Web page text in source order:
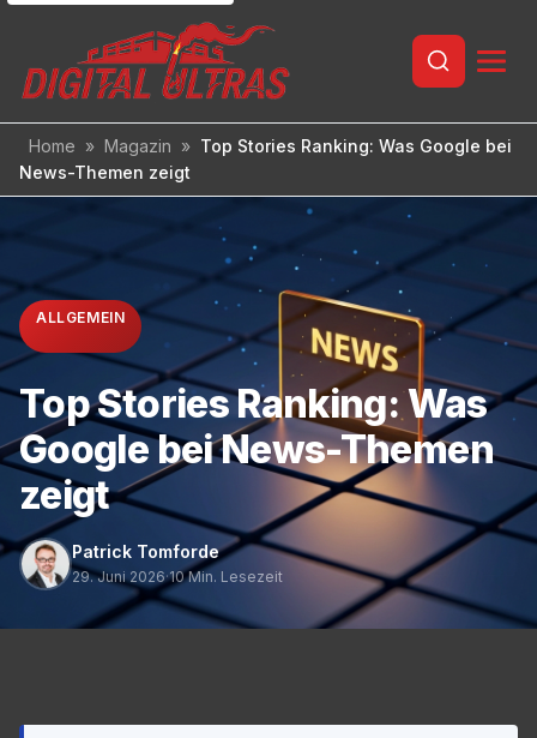
Inhalt
Home » Magazin » Top Stories Ranking: Was Google bei
News-Themen zeigt
ALLGEMEIN
Top Stories Ranking: Was
Google bei News-Themen
zeigt
Patrick Tomforde
29. Juni 2026·10 Min. Lesezeit